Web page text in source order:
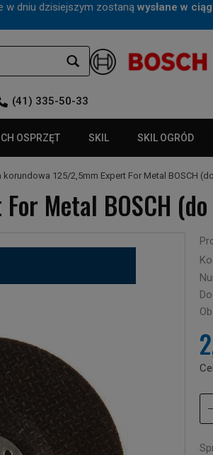
dniu dzisiejszym zostaną wysłane w
(41) 335-50-33
OSPRZĘT SKIL SKIL OGRÓD
korundowa 125/2,5mm Expert For Metal BOSCH
Metal BOSCH